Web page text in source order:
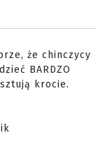
że chinczycy
BARDZO
krocie.